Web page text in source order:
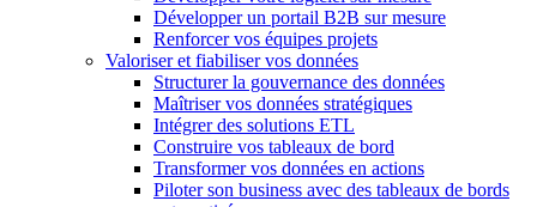
Développer un portail B2B sur mesure
Renforcer vos équipes projets
Valoriser et fiabiliser vos données
Structurer la gouvernance des données
Maîtriser vos données stratégiques
Intégrer des solutions ETL
Construire vos tableaux de bord
Transformer vos données en actions
Piloter son business avec des tableaux de bords